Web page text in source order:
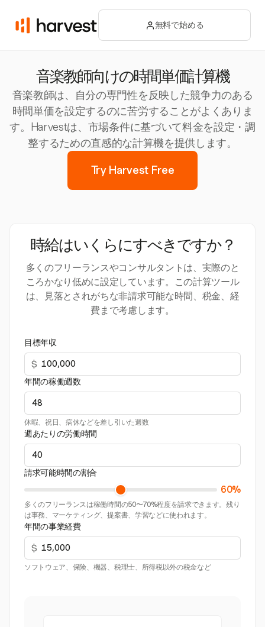
無料で始める
音楽教師向けの時間単価計算機
音楽教師は、自分の専門性を反映した競争力のある
時間単価を設定するのに苦労することがよくありま
す。Harvestは、市場条件に基づいて料金を設定・調
整するための直感的な計算機を提供します。
Try Harvest Free
時給はいくらにすべきですか？
多くのフリーランスやコンサルタントは、実際のと
ころかなり低めに設定しています。この計算ツール
は、見落とされがちな非請求可能な時間、税金、経
費まで考慮します。
目標年収
$
年間の稼働週数
休暇、祝日、病休などを差し引いた週数
週あたりの労働時間
請求可能時間の割合
60%
多くのフリーランスは稼働時間の50〜70%程度を請求できます。残り
は事務、マーケティング、提案書、学習などに使われます。
年間の事業経費
$
ソフトウェア、保険、機器、税理士、所得税以外の税金など